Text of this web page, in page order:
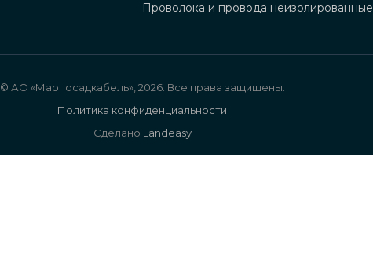
Проволока и провода неизолированные
© АО «Марпосадкабель», 2026. Все права защищены.
Политика конфиденциальности
Сделано Landeasy